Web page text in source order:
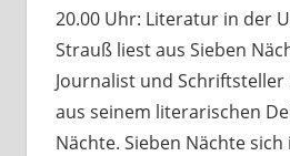
20.00 Uhr: Literatur in der
Strauß liest aus Sieben
Journalist und
aus seinem literarischen
Nächte. Sieben Nächte